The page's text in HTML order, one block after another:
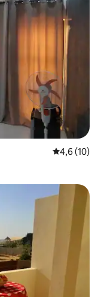
4,6 de uma
4,6 (10)